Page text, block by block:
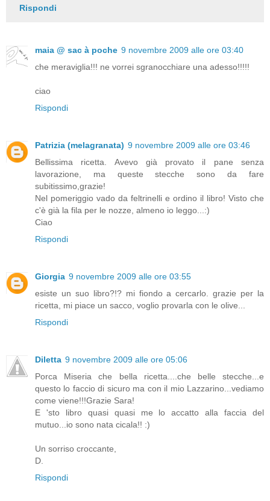
Rispondi
maia @ sac à poche 9 novembre 2009 alle ore 03:40
che meraviglia!!! ne vorrei sgranocchiare una adesso!!!!!
ciao
Rispondi
Patrizia (melagranata) 9 novembre 2009 alle ore 03:46
Bellissima ricetta. Avevo già provato il pane senza
lavorazione, ma queste stecche sono da fare
subitissimo,grazie!
Nel pomeriggio vado da feltrinelli e ordino il libro! Visto che
c'è già la fila per le nozze, almeno io leggo...:)
Ciao
Rispondi
Giorgia 9 novembre 2009 alle ore 03:55
esiste un suo libro?!? mi fiondo a cercarlo. grazie per la
ricetta, mi piace un sacco, voglio provarla con le olive...
Rispondi
Diletta 9 novembre 2009 alle ore 05:06
Porca Miseria che bella ricetta....che belle stecche...e
questo lo faccio di sicuro ma con il mio Lazzarino...vediamo
come viene!!!Grazie Sara!
E 'sto libro quasi quasi me lo accatto alla faccia del
mutuo...io sono nata cicala!! :)
Un sorriso croccante,
D.
Rispondi